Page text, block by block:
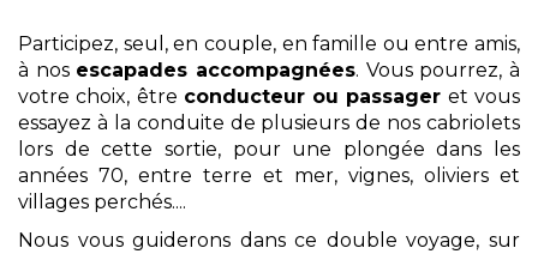
Participez, seul, en couple, en famille ou entre amis,
à nos escapades accompagnées. Vous pourrez, à
votre choix, être conducteur ou passager et vous
essayez à la conduite de plusieurs de nos cabriolets
lors de cette sortie, pour une plongée dans les
années 70, entre terre et mer, vignes, oliviers et
villages perchés....
Nous vous guiderons dans ce double voyage, sur